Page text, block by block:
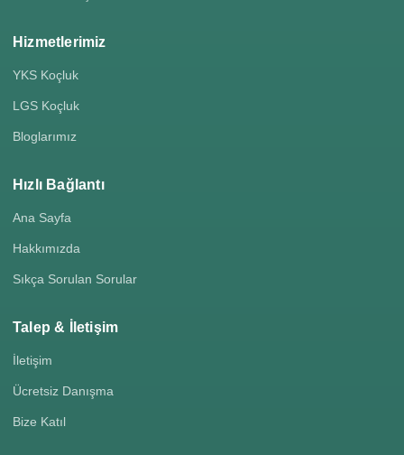
Hizmetlerimiz
YKS Koçluk
LGS Koçluk
Bloglarımız
Hızlı Bağlantı
Ana Sayfa
Hakkımızda
Sıkça Sorulan Sorular
Talep & İletişim
İletişim
Ücretsiz Danışma
Bize Katıl